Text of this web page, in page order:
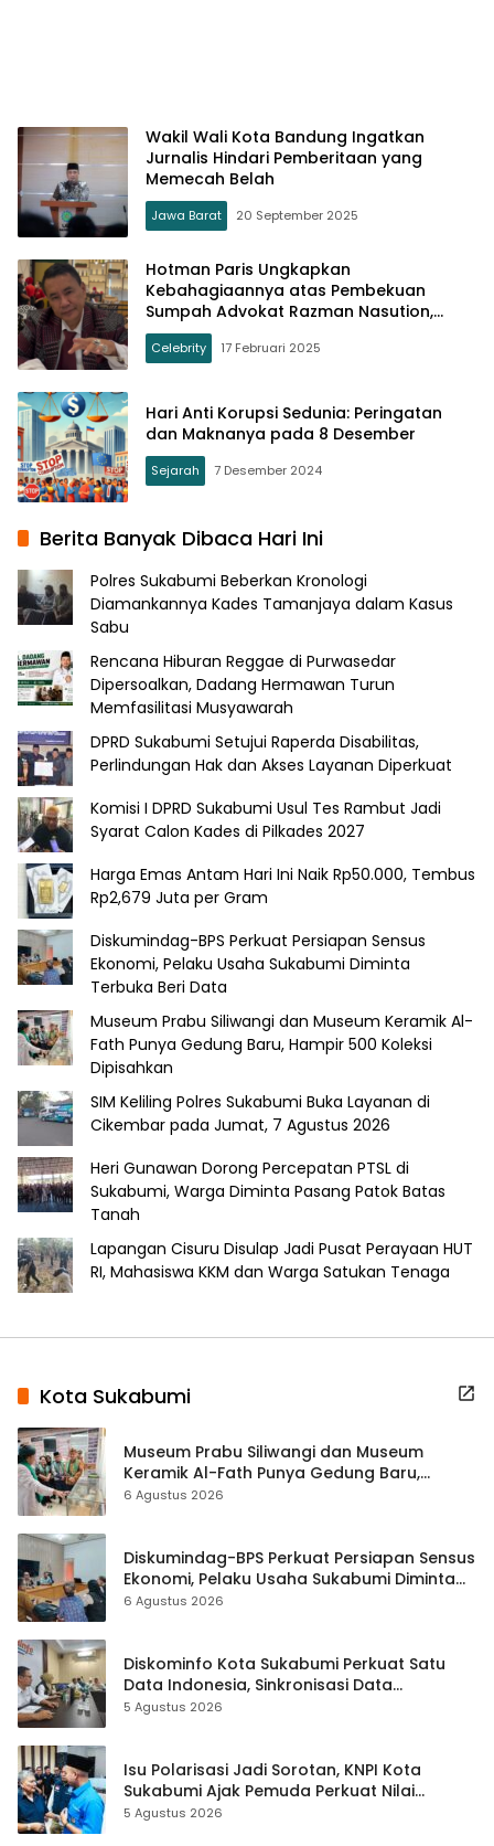
Wakil Wali Kota Bandung Ingatkan
Jurnalis Hindari Pemberitaan yang
Memecah Belah
Jawa Barat 20 September 2025
Hotman Paris Ungkapkan
Kebahagiaannya atas Pembekuan
Sumpah Advokat Razman Nasution,
Sarankan Untuk Bertobat
Celebrity 17 Februari 2025
Hari Anti Korupsi Sedunia: Peringatan
dan Maknanya pada 8 Desember
Sejarah 7 Desember 2024
Berita Banyak Dibaca Hari Ini
Polres Sukabumi Beberkan Kronologi
Diamankannya Kades Tamanjaya dalam Kasus
Sabu
Rencana Hiburan Reggae di Purwasedar
Dipersoalkan, Dadang Hermawan Turun
Memfasilitasi Musyawarah
DPRD Sukabumi Setujui Raperda Disabilitas,
Perlindungan Hak dan Akses Layanan Diperkuat
Komisi I DPRD Sukabumi Usul Tes Rambut Jadi
Syarat Calon Kades di Pilkades 2027
Harga Emas Antam Hari Ini Naik Rp50.000, Tembus
Rp2,679 Juta per Gram
Diskumindag-BPS Perkuat Persiapan Sensus
Ekonomi, Pelaku Usaha Sukabumi Diminta
Terbuka Beri Data
Museum Prabu Siliwangi dan Museum Keramik Al-
Fath Punya Gedung Baru, Hampir 500 Koleksi
Dipisahkan
SIM Keliling Polres Sukabumi Buka Layanan di
Cikembar pada Jumat, 7 Agustus 2026
Heri Gunawan Dorong Percepatan PTSL di
Sukabumi, Warga Diminta Pasang Patok Batas
Tanah
Lapangan Cisuru Disulap Jadi Pusat Perayaan HUT
RI, Mahasiswa KKM dan Warga Satukan Tenaga
Kota Sukabumi
Museum Prabu Siliwangi dan Museum
Keramik Al-Fath Punya Gedung Baru,
Hampir 500 Koleksi Dipisahkan
6 Agustus 2026
Diskumindag-BPS Perkuat Persiapan Sensus
Ekonomi, Pelaku Usaha Sukabumi Diminta
Terbuka Beri Data
6 Agustus 2026
Diskominfo Kota Sukabumi Perkuat Satu
Data Indonesia, Sinkronisasi Data
Kewilayahan Dikebut
5 Agustus 2026
Isu Polarisasi Jadi Sorotan, KNPI Kota
Sukabumi Ajak Pemuda Perkuat Nilai
Kebangsaan
5 Agustus 2026